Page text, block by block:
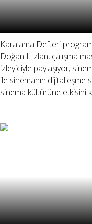
Karalama Defteri
Doğan Hızlan, çalışma
izleyiciyle paylaşıyor;
ile sinemanın dijitalleşme
sinema kültürüne etkisini